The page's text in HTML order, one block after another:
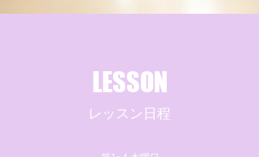
LESSON
​レッスン日程